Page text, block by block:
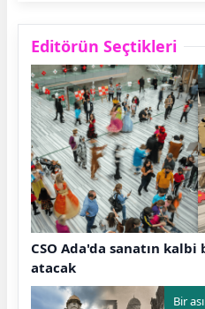
Editörün Seçtikleri
CSO Ada'da sanatın
atacak
Bir